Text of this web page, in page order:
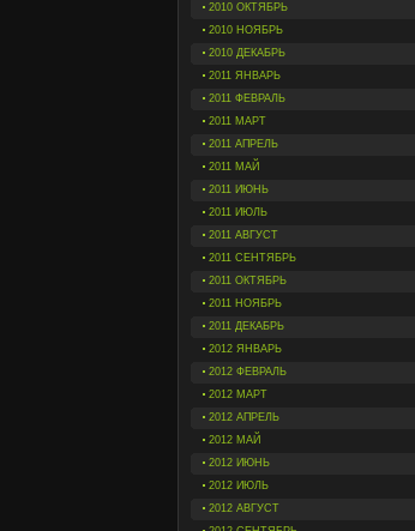
2010 ОКТЯБРЬ
2010 НОЯБРЬ
2010 ДЕКАБРЬ
2011 ЯНВАРЬ
2011 ФЕВРАЛЬ
2011 МАРТ
2011 АПРЕЛЬ
2011 МАЙ
2011 ИЮНЬ
2011 ИЮЛЬ
2011 АВГУСТ
2011 СЕНТЯБРЬ
2011 ОКТЯБРЬ
2011 НОЯБРЬ
2011 ДЕКАБРЬ
2012 ЯНВАРЬ
2012 ФЕВРАЛЬ
2012 МАРТ
2012 АПРЕЛЬ
2012 МАЙ
2012 ИЮНЬ
2012 ИЮЛЬ
2012 АВГУСТ